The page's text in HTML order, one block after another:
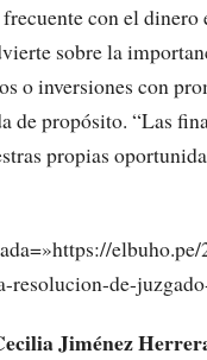
con el dinero
sobre la
o inversiones con
de propósito. “Las
propias
resolucion-de-
Jiménez